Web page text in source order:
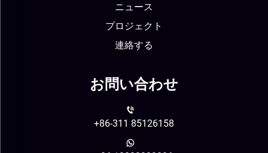
ニュース
プロジェクト
連絡する
お問い合わせ
+86-311 85126158